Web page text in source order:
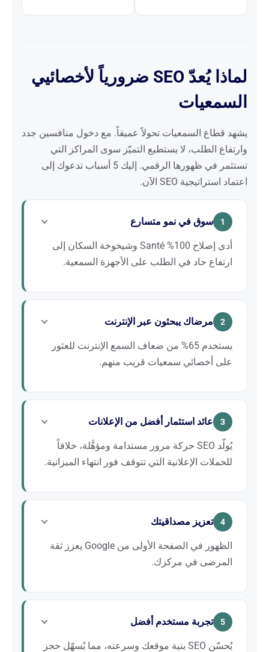
لماذا يُعدّ SEO ضرورياً لأخصائيي
السمعيات
يشهد قطاع السمعيات تحولاً عميقاً. مع دخول منافسين جدد
وارتفاع الطلب، لا يستطيع التميّز سوى المراكز التي
تستثمر في ظهورها الرقمي. إليك 5 أسباب تدعوك إلى
اعتماد استراتيجية SEO الآن.
سوق في نمو متسارع
أدى إصلاح 100% Santé وشيخوخة السكان إلى
ارتفاع حاد في الطلب على الأجهزة السمعية.
قفز عدد الأجهزة السمعية المباعة في فرنسا بأكثر من
إلى السوق. وبدون حضور رقمي قوي، يخاطر مركزك
في SEO.
مرضاك يبحثون عبر الإنترنت
يستخدم 65% من ضعاف السمع الإنترنت للعثور
على أخصائي سمعيات قريب منهم.
يجري المرضى وذووهم عمليات بحث من قبيل “أخصائي
المدينة” أو “جهاز سمعي مُعاد تمويله”. إن لم يظهر موقعك
مُحسَّن أكثر لمحركات البحث.
عائد استثمار أفضل من الإعلانات
يُولّد SEO حركة مرور مستدامة ومؤهَّلة، خلافاً
للحملات الإعلانية التي تتوقف فور انتهاء الميزانية.
قد تصل تكلفة النقرة على الكلمات المفتاحية المتعلقة
تستثمر في أصل دائم: كل مرتبة مكتسبة تواصل توليد
زيارة.
تعزيز مصداقيتك
الظهور في الصفحة الأولى من Google يعزز ثقة
المرضى في مركزك.
يربط المرضى بطبيعتهم النتائجَ الأولى في Google
مقروناً بتقييمات إيجابية ومحتوى متخصص، مكانة مركزك
تجربة مستخدم أفضل
يُحسّن SEO بنية موقعك وسرعته، مما يُسهّل حجز